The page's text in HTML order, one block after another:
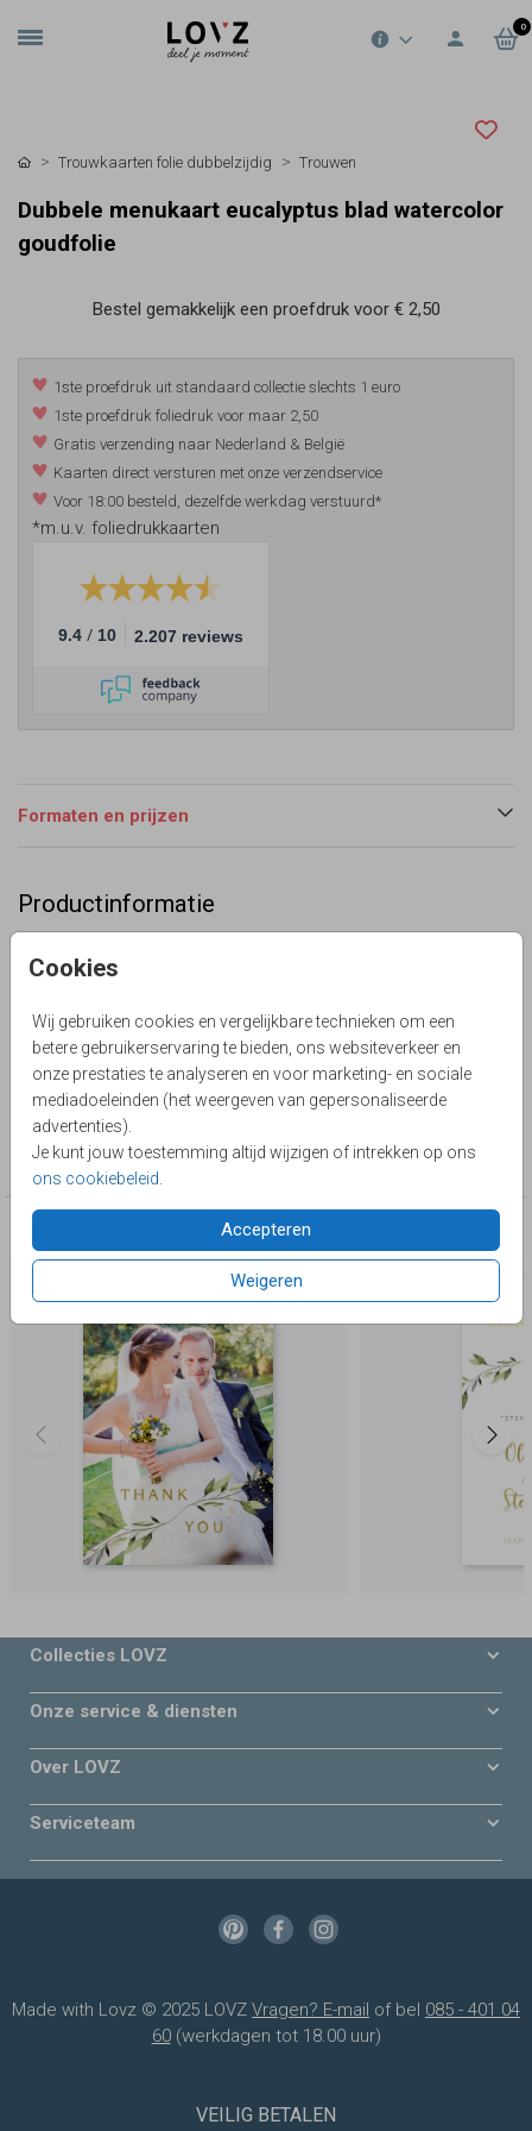
0
Cookies
Wij gebruiken cookies en vergelijkbare technieken om een
betere gebruikerservaring te bieden, ons websiteverkeer en
onze prestaties te analyseren en voor marketing- en sociale
mediadoeleinden (het weergeven van gepersonaliseerde
advertenties).
Je kunt jouw toestemming altijd wijzigen of intrekken op ons
ons cookiebeleid
Accepteren
Weigeren
Trouwkaarten folie dubbelzijdig Trouwen
Dubbele menukaart eucalyptus blad watercolor
goudfolie
Bestel gemakkelijk een proefdruk voor € 2,50
1ste proefdruk uit standaard collectie slechts 1 euro
1ste proefdruk foliedruk voor maar 2,50
Gratis verzending naar Nederland & België
Kaarten direct versturen met onze verzendservice
Voor 18:00 besteld, dezelfde werkdag verstuurd*
*m.u.v. foliedrukkaarten
9.4 / 10 2.207 reviews
Formaten en prijzen
Productinformatie
Opzoek naar dubbel langwerpige eucalyptus blad
kies een ander lettertype, zo maakt je de kaart nog
persoonlijker. Op alle zijden goudfolie. Zelf maken!
Lievez
Collectie
Trouwen
Deze producten zijn wellicht ook iets voor je
Collecties LOVZ
Onze service & diensten
Over LOVZ
Serviceteam
Made with Lovz © 2025 LOVZ Vragen? E-mail of bel 085 - 401 04
60(werkdagen tot 18.00 uur)
VEILIG BETALEN